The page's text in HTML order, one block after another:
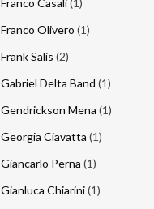
Franco Casali (1)
Franco Olivero (1)
Frank Salis (2)
Gabriel Delta Band (1)
Gendrickson Mena (1)
Georgia Ciavatta (1)
Giancarlo Perna (1)
Gianluca Chiarini (1)